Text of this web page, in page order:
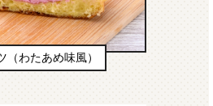
（わたあめ味風）